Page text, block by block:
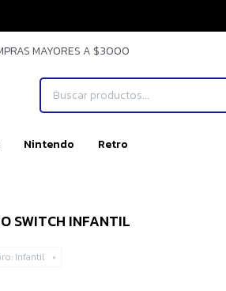
Nintendo Retro
MAYORES A $3000
SWITCH INFANTIL
Infantil